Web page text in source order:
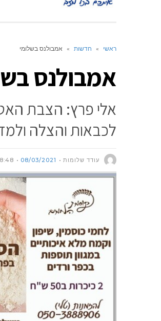
ראשי » חדשות » אמבולנס בשלומי
אמבולנס
אלי פרץ: הצבת
לכבאות והצלה
עודד שלומות 08/03/2021